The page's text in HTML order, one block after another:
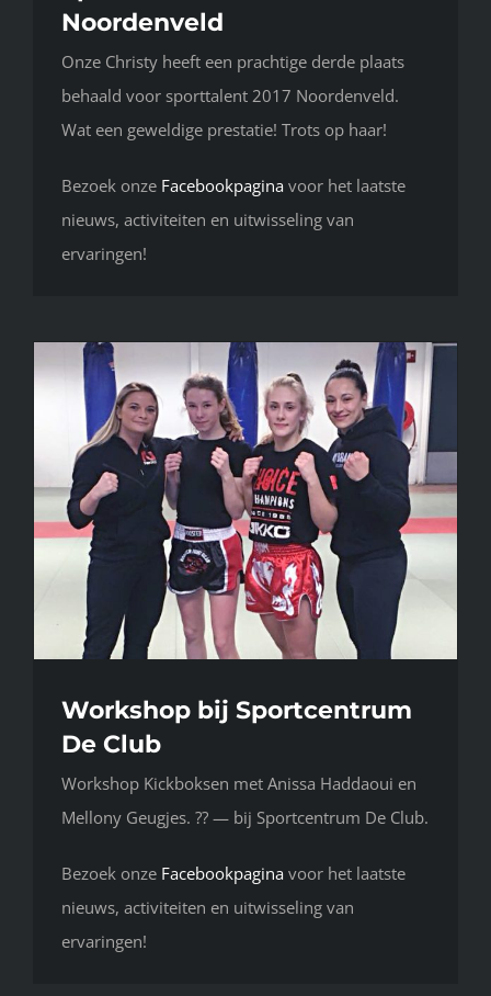
Noordenveld
Onze Christy heeft een prachtige derde plaats
behaald voor sporttalent 2017 Noordenveld.
Wat een geweldige prestatie! Trots op haar!
Bezoek onze Facebookpagina voor het laatste
nieuws, activiteiten en uitwisseling van
ervaringen!
Workshop bij Sportcentrum
De Club
Workshop Kickboksen met Anissa Haddaoui en
Mellony Geugjes. ?? — bij Sportcentrum De Club.
Bezoek onze Facebookpagina voor het laatste
nieuws, activiteiten en uitwisseling van
ervaringen!